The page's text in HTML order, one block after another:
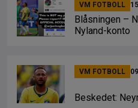
VM FOTBOLL
Blåsningen –
Nyland-konto
VM FOTBOLL
Beskedet: